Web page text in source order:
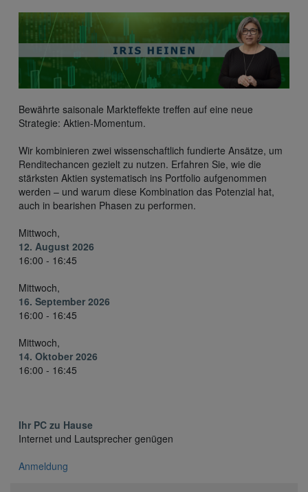
Bewährte saisonale Markteffekte treffen auf eine neue
Strategie: Aktien-Momentum.
Wir kombinieren zwei wissenschaftlich fundierte Ansätze, um
Renditechancen gezielt zu nutzen. Erfahren Sie, wie die
stärksten Aktien systematisch ins Portfolio aufgenommen
werden – und warum diese Kombination das Potenzial hat,
auch in bearishen Phasen zu performen.
Mittwoch,
12. August 2026
16:00 - 16:45
Mittwoch,
16. September 2026
16:00 - 16:45
Mittwoch,
14. Oktober 2026
16:00 - 16:45
Ihr PC zu Hause
Internet und Lautsprecher genügen
Anmeldung